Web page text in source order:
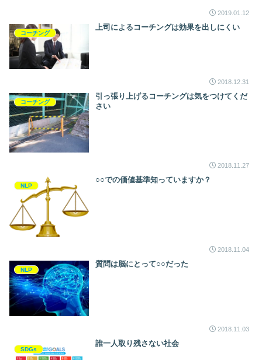
2019.01.12
コーチング
上司によるコーチングは効果を出しにくい
2018.12.31
コーチング
引っ張り上げるコーチングは気をつけてくだ
さい
2018.11.27
NLP
○○での価値基準知っていますか？
2018.11.04
NLP
質問は脳にとって○○だった
2018.11.03
SDGs
誰一人取り残さない社会